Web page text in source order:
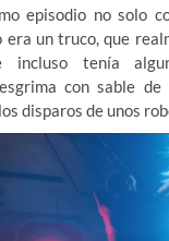
episodio no solo
era un truco, que
tenía
con sable de
disparos de unos